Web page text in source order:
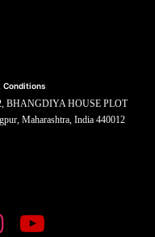
Conditions
BHANGDIYA HOUSE PLOT
Maharashtra, India 440012